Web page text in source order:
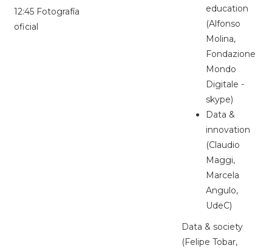
12:45 Fotografía
oficial
education
(Alfonso
Molina,
Fondazione
Mondo
Digitale -
skype)
Data &
innovation
(Claudio
Maggi,
Marcela
Angulo,
UdeC)
Data & society
(Felipe Tobar,